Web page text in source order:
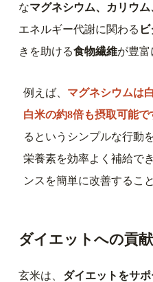
なマグネシウム、カリウム
エネルギー代謝に関わる
きを助ける食物繊維が豊富
例えば、 マグネシウムは
白米の約8倍も摂取可能で
るというシンプルな行動
栄養素を効率よく補給で
ンスを簡単に改善するこ
ダイエットへの貢献
玄米は、
ダイエットをサ